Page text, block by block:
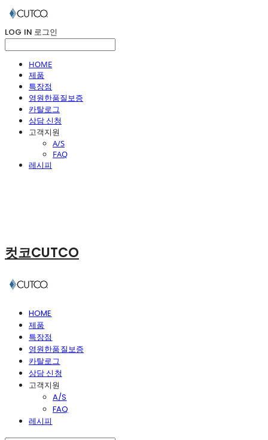
LOG IN 로그인
HOME
제품
특장점
영원한품질보증
카탈로그
상담 신청
고객지원
A/S
FAQ
레시피
컷코CUTCO
HOME
제품
특장점
영원한품질보증
카탈로그
상담 신청
고객지원
A/S
FAQ
레시피